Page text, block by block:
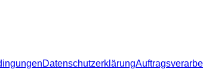
Datenschutzerklärung